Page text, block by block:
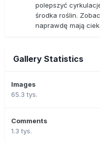
polepszyć
środka roślin.
naprawdę mają
Gallery Statistics
Images
65.3 tys.
Comments
1.3 tys.